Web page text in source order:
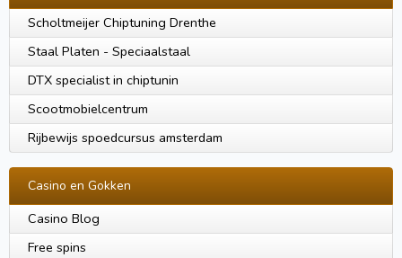
Scholtmeijer Chiptuning Drenthe
Staal Platen - Speciaalstaal
DTX specialist in chiptunin
Scootmobielcentrum
Rijbewijs spoedcursus amsterdam
Casino en Gokken
Casino Blog
Free spins